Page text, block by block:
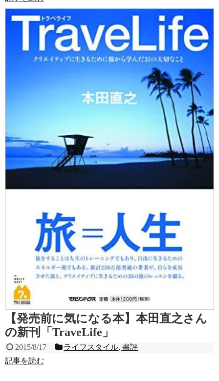
【発売前に気になる本】本田直之さん
の新刊「TraveLife」
2015/8/17 ライフスタイル,書評
記事を読む